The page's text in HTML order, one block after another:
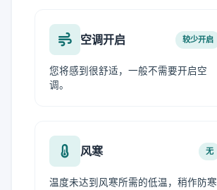
空调开启 较少开启
您将感到很舒适，一般不需要开启空
调。
风寒 无
温度未达到风寒所需的低温，稍作防寒